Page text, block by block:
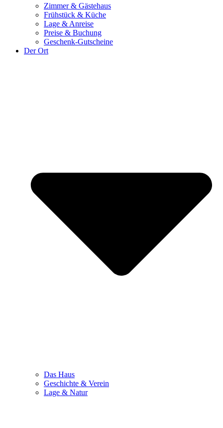
Zimmer & Gästehaus
Frühstück & Küche
Lage & Anreise
Preise & Buchung
Geschenk-Gutscheine
Der Ort
Das Haus
Geschichte & Verein
Lage & Natur